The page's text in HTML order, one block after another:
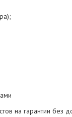
на гарантии без